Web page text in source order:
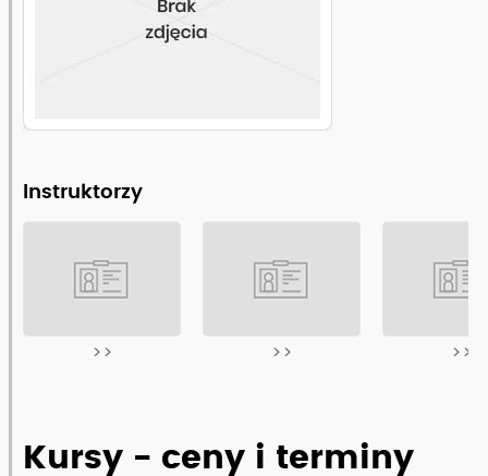
Instruktorzy
>> >> >>
Kursy - ceny i terminy